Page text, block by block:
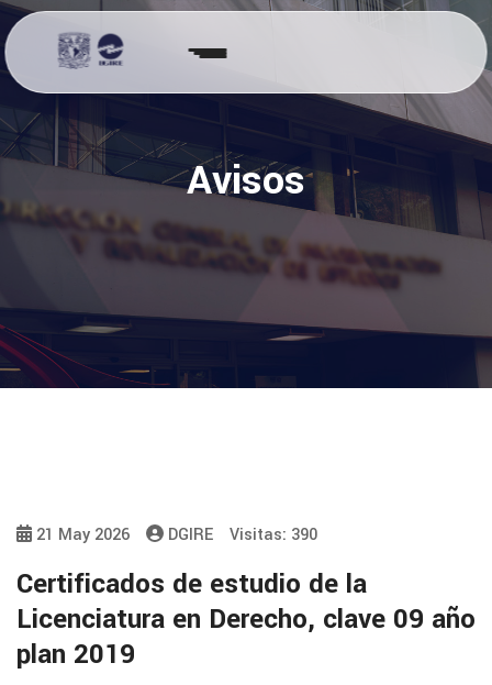
Avisos
21 May 2026 DGIRE Visitas: 390
Certificados de estudio de la
Licenciatura en Derecho, clave 09 año
plan 2019